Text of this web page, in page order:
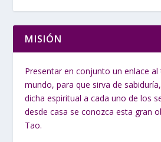
MISIÓN
Presentar en conjunto un enlace
mundo, para que sirva de
dicha espiritual a cada uno de los
desde casa se conozca esta gran
Tao.